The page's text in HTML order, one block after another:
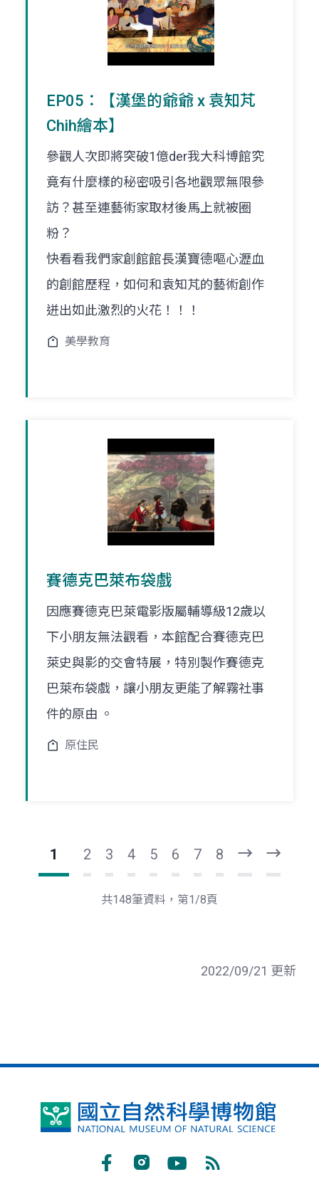
EP05：【漢堡的爺爺 x 袁知芃
Chih繪本】
參觀人次即將突破1億der我大科博館究
竟有什麼樣的秘密吸引各地觀眾無限參
訪？甚至連藝術家取材後馬上就被圈
粉？
快看看我們家創館館長漢寶德嘔心瀝血
的創館歷程，如何和袁知芃的藝術創作
迸出如此激烈的火花！！！
美學教育
賽德克巴萊布袋戲
因應賽德克巴萊電影版屬輔導級12歲以
下小朋友無法觀看，本館配合賽德克巴
萊史與影的交會特展，特別製作賽德克
巴萊布袋戲，讓小朋友更能了解霧社事
件的原由 。
原住民
1 2 3 4 5 6 7 8
一
後
共148筆資料，第1/8頁
2022/09/21 更新
國